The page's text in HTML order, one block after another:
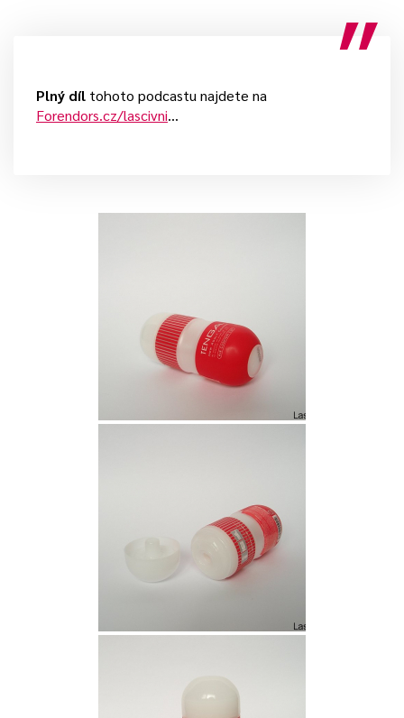
Plný díl tohoto podcastu najdete na
Forendors.cz/lascivni…